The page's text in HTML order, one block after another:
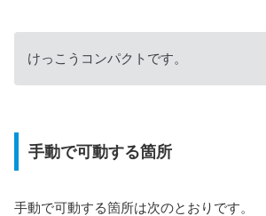
けっこうコンパクトです。
手動で可動する箇所
手動で可動する箇所は次のとおりです。